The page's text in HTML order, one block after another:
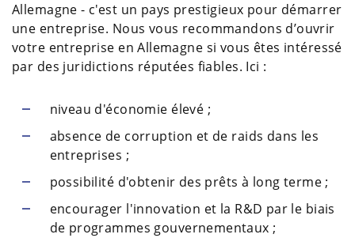
Allemagne - c'est un pays prestigieux pour démarrer
une entreprise. Nous vous recommandons d’ouvrir
votre entreprise en Allemagne si vous êtes intéressé
par des juridictions réputées fiables. Ici :
niveau d'économie élevé ;
absence de corruption et de raids dans les
entreprises ;
possibilité d'obtenir des prêts à long terme ;
encourager l'innovation et la R&D par le biais
de programmes gouvernementaux ;